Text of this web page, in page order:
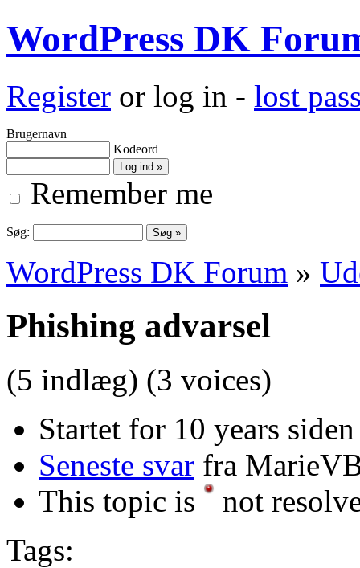
WordPress DK
Register or log in - lost
Brugernavn
Kodeord
Remember me
Søg:
WordPress DK Forum »
Phishing advarsel
(5 indlæg) (3 voices)
Startet for 10 years
Seneste svar fra
This topic is
not
Tags: